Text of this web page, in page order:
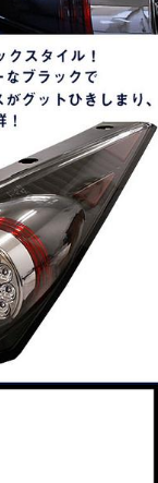
年7月～H17年9
付可能
換ハーネス」を
ですが、取付実
対象外」となり
UP